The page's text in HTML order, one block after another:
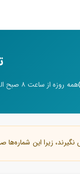
همه روزه از ساعت ۸ صبح الی ۸ شب پاسخگو و راهنمای شما عزیزان هستیم.
زیرا این شماره‌ها